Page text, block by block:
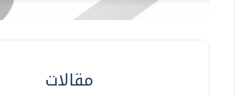
مقالات